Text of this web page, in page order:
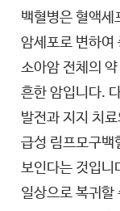
백혈병은 혈액세
암세포로 변하여
소아암 전체의
흔한 암입니다.
발전과 지지 치
급성 림프모구
보인다는 것입니
일상으로 복귀할